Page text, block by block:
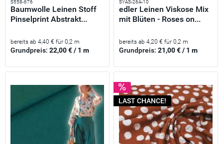
S558-676
Baumwolle Leinen Stoff
Pinselprint Abstrakt...
bereits ab 4,40 € für 0,2 m
Grundpreis:22,00 € / 1 m
SYAS-26A-10
edler Leinen Viskose Mix
mit Blüten - Roses on...
bereits ab 4,20 € für 0,2 m
Grundpreis:21,00 € / 1 m
LAST CHANCE!